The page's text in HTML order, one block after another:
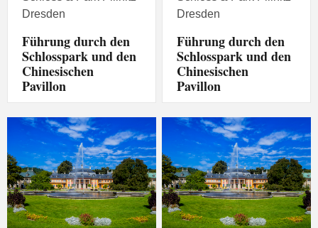
Dresden
Führung durch den
Schlosspark und den
Chinesischen
Pavillon
Dresden
Führung durch den
Schlosspark und den
Chinesischen
Pavillon